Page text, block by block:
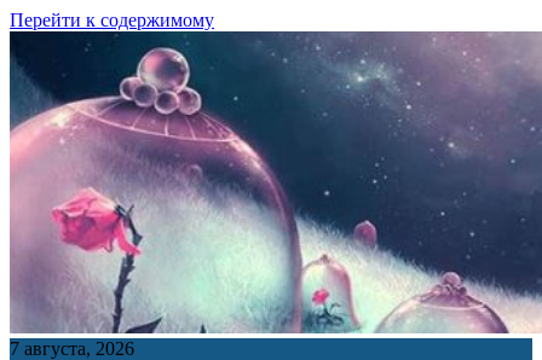
Перейти к содержимому
7 августа, 2026